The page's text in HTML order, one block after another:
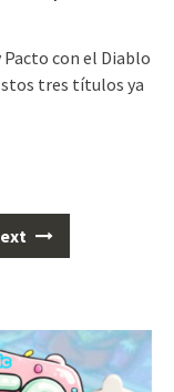
Pacto con el Diablo
tres títulos ya